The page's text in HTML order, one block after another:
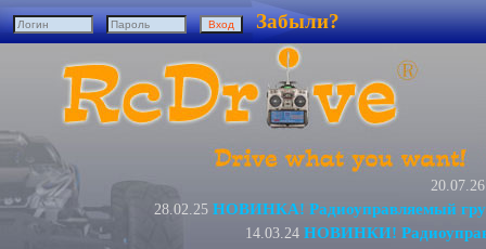
Забыли?
20.07.26
28.02.25 НОВИНКА! Радиоуправляемый
14.03.24 НОВИНКИ!